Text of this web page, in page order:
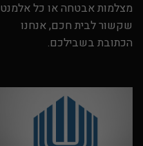
מצלמות אבטחה או כל אלמנט
שקשור לבית חכם, אנחנו
הכתובת בשבילכם.